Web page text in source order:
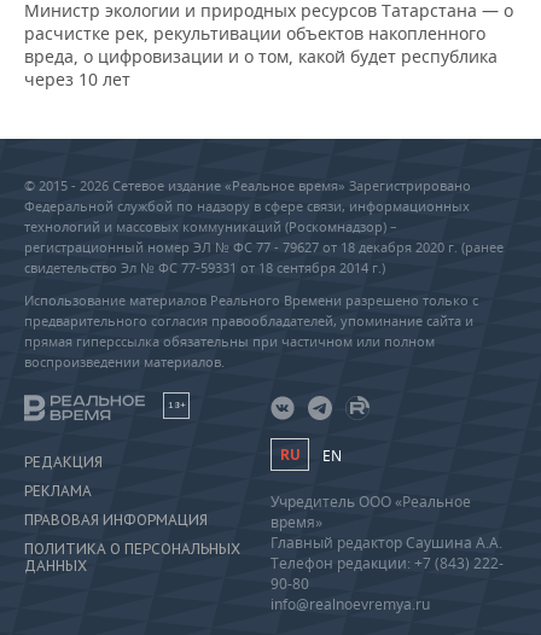
Министр экологии и природных ресурсов Татарстана — о
расчистке рек, рекультивации объектов накопленного
вреда, о цифровизации и о том, какой будет республика
через 10 лет
© 2015 - 2026 Сетевое издание «Реальное время» Зарегистрировано
Федеральной службой по надзору в сфере связи, информационных
технологий и массовых коммуникаций (Роскомнадзор) –
регистрационный номер ЭЛ № ФС 77 - 79627 от 18 декабря 2020 г. (ранее
свидетельство Эл № ФС 77-59331 от 18 сентября 2014 г.)
Использование материалов Реального Времени разрешено только с
предварительного согласия правообладателей, упоминание сайта и
прямая гиперссылка обязательны при частичном или полном
воспроизведении материалов.
18+
РЕДАКЦИЯ
РЕКЛАМА
ПРАВОВАЯ ИНФОРМАЦИЯ
ПОЛИТИКА О ПЕРСОНАЛЬНЫХ
ДАННЫХ
RU EN
Учредитель ООО «Реальное
время»
Главный редактор Саушина А.А.
Телефон редакции: +7 (843) 222-
90-80
info@realnoevremya.ru